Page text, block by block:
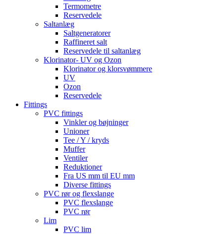
Termometre
Reservedele
Saltanlæg
Saltgeneratorer
Raffineret salt
Reservedele til saltanlæg
Klorinator- UV og Ozon
Klorinator og klorsvømmere
UV
Ozon
Reservedele
Fittings
PVC fittings
Vinkler og bøjninger
Unioner
Tee / Y / kryds
Muffer
Ventiler
Reduktioner
Fra US mm til EU mm
Diverse fittings
PVC rør og flexslange
PVC flexslange
PVC rør
Lim
PVC lim